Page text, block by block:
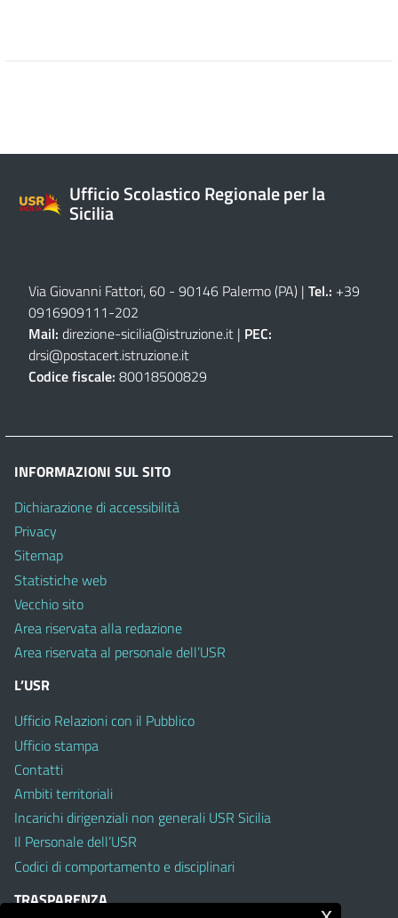
Ufficio Scolastico Regionale per la
Sicilia
Via Giovanni Fattori, 60 - 90146 Palermo (PA) | Tel.: +39
0916909111-202
Mail: direzione-sicilia@istruzione.it | PEC:
drsi@postacert.istruzione.it
Codice fiscale: 80018500829
INFORMAZIONI SUL SITO
Dichiarazione di accessibilità
Privacy
Sitemap
Statistiche web
Vecchio sito
Area riservata alla redazione
Area riservata al personale dell’USR
L’USR
Ufficio Relazioni con il Pubblico
Ufficio stampa
Contatti
Ambiti territoriali
Incarichi dirigenziali non generali USR Sicilia
Il Personale dell’USR
Codici di comportamento e disciplinari
TRASPARENZA